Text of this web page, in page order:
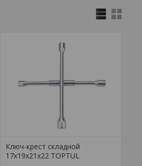
Ключ-крест складной
17x19x21x22 TOPTUL